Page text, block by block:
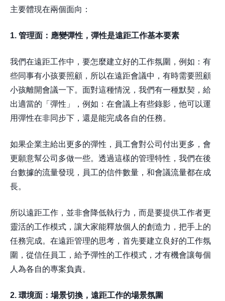
主要體現在兩個面向：
1. 管理面：應變彈性，彈性是遠距工作基本要素
我們在遠距工作中，要怎麼建立好的工作氛圍，例如：有
些同事有小孩要照顧，所以在遠距會議中，有時需要照顧
小孩離開會議一下。面對這種情況，我們有一種默契，給
出適當的「彈性」，例如：在會議上有些錄影，他可以運
用彈性在非同步下，還是能完成各自的任務。
如果企業主給出更多的彈性，員工會對公司付出更多，會
更願意幫公司多做一些。透過這樣的管理特性，我們在後
台數據的流量發現，員工的信件數量，和會議流量都在成
長。
所以遠距工作，並非會降低執行力，而是要提供工作者更
靈活的工作模式，讓大家能釋放個人的創造力，把手上的
任務完成。在遠距管理的思考，首先要建立良好的工作氛
圍，從信任員工，給予彈性的工作模式，才有機會讓每個
人為各自的專案負責。
2. 環境面：場景切換，遠距工作的場景氛圍